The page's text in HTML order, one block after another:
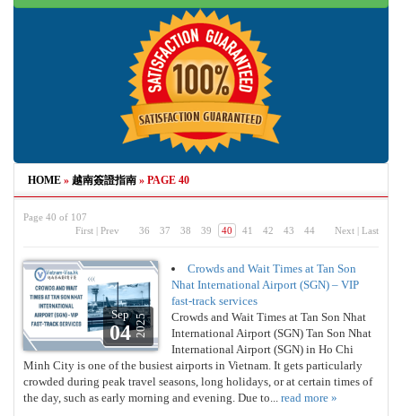
HOME » 越南簽證指南 » PAGE 40
Page 40 of 107
First | Prev 36 37 38 39 40 41 42 43 44 Next | Last
Sep
042025
Crowds and Wait Times at Tan Son
Nhat International Airport (SGN) – VIP
fast-track services
Crowds and Wait Times at Tan Son Nhat
International Airport (SGN) Tan Son Nhat
International Airport (SGN) in Ho Chi
Minh City is one of the busiest airports in Vietnam. It gets particularly
crowded during peak travel seasons, long holidays, or at certain times of
the day, such as early morning and evening. Due to... read more »